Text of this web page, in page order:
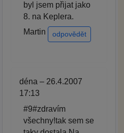
byl jsem přijat jako
8. na Keplera.
Martin
odpovědět
déna – 26.4.2007
17:13
#9#zdravím
všechny!tak sem se